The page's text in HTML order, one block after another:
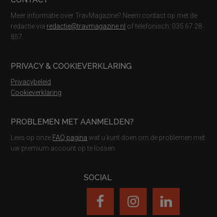
Meer informatie over TravMagazine? Neem contact op met de
redactie via redactie@travmagazine.nl of telefonisch: 035 67 28
857.
PRIVACY & COOKIEVERKLARING
Privacybeleid
Cookieverklaring
PROBLEMEN MET AANMELDEN?
Lees op onze FAQ pagina wat u kunt doen om de problemen met
uw premium account op te lossen
SOCIAL